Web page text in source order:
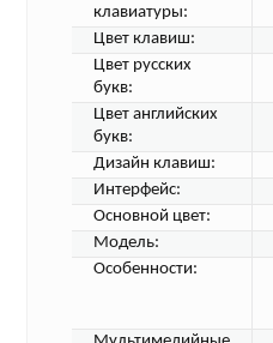
клавиатуры:
Цвет клавиш:
Цвет русских
букв:
Цвет английских
букв:
Дизайн клавиш:
Интерфейс:
Основной цвет:
Модель:
Особенности: